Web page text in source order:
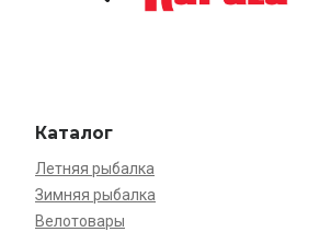
Каталог
Летняя рыбалка
Зимняя рыбалка
Велотовары